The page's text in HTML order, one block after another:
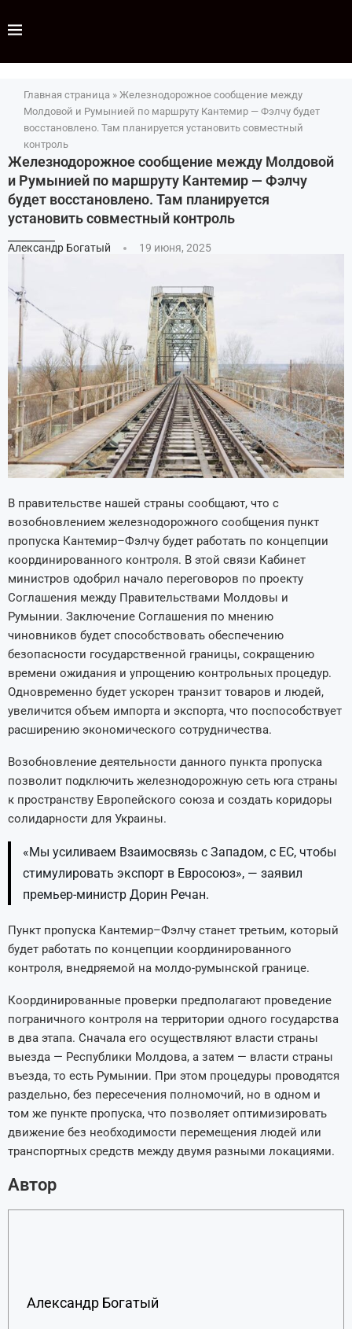
Главная страница » Железнодорожное сообщение между
Молдовой и Румынией по маршруту Кантемир —​ Фэлчу будет
восстановлено. Там планируется установить совместный
контроль
Железнодорожное сообщение между Молдовой
и Румынией по маршруту Кантемир —​ Фэлчу
будет восстановлено. Там планируется
установить совместный контроль
Александр Богатый 19 июня, 2025
В правительстве нашей страны сообщают, что с
возобновлением железнодорожного сообщения пункт
пропуска Кантемир–Фэлчу будет работать по концепции
координированного контроля. В этой связи Кабинет
министров одобрил начало переговоров по проекту
Соглашения между Правительствами Молдовы и
Румынии. Заключение Соглашения по мнению
чиновников будет способствовать обеспечению
безопасности государственной границы, сокращению
времени ожидания и упрощению контрольных процедур.
Одновременно будет ускорен транзит товаров и людей,
увеличится объем импорта и экспорта, что поспособствует
расширению экономического сотрудничества.
Возобновление деятельности данного пункта пропуска
позволит подключить железнодорожную сеть юга страны
к пространству Европейского союза и создать коридоры
солидарности для Украины.
«Мы усиливаем Взаимосвязь с Западом, с ЕС, чтобы
стимулировать экспорт в Евросоюз», — заявил
премьер-министр Дорин Речан.
Пункт пропуска Кантемир–Фэлчу станет третьим, который
будет работать по концепции координированного
контроля, внедряемой на молдо-румынской границе.
Координированные проверки предполагают проведение
пограничного контроля на территории одного государства
в два этапа. Сначала его осуществляют власти страны
выезда — Республики Молдова, а затем — власти страны
въезда, то есть Румынии. При этом процедуры проводятся
раздельно, без пересечения полномочий, но в одном и
том же пункте пропуска, что позволяет оптимизировать
движение без необходимости перемещения людей или
транспортных средств между двумя разными локациями.
Автор
Александр Богатый